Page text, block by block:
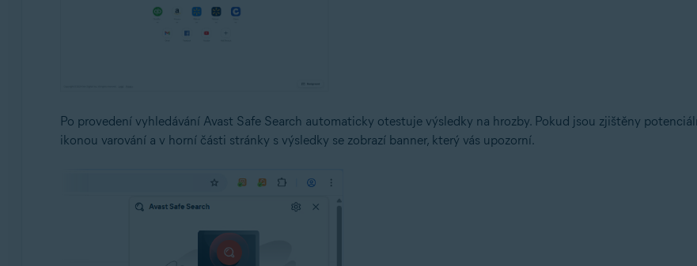
Po provedení vyhledávání Avast Safe Search automaticky otestuje výsledky na hrozby. Pokud jsou zjištěny
ikonou varování a v horní části stránky s výsledky se zobrazí banner, který vás upozorní.